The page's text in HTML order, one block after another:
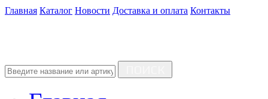
Главная Каталог Новости Доставка и оплата Контакты